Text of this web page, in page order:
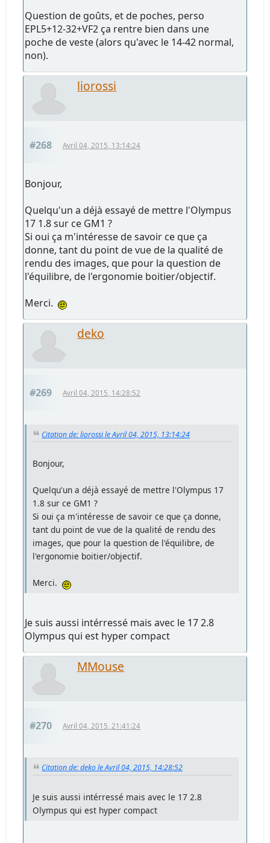
Question de goûts, et de poches, perso
EPL5+12-32+VF2 ça rentre bien dans une
poche de veste (alors qu'avec le 14-42 normal,
non).
liorossi
#268 Avril 04, 2015, 13:14:24
Bonjour,
Quelqu'un a déjà essayé de mettre l'Olympus
17 1.8 sur ce GM1 ?
Si oui ça m'intéresse de savoir ce que ça
donne, tant du point de vue de la qualité de
rendu des images, que pour la question de
l'équilibre, de l'ergonomie boitier/objectif.
Merci.
deko
#269 Avril 04, 2015, 14:28:52
Citation de: liorossi le Avril 04, 2015, 13:14:24
Bonjour,
Quelqu'un a déjà essayé de mettre l'Olympus 17
1.8 sur ce GM1 ?
Si oui ça m'intéresse de savoir ce que ça donne,
tant du point de vue de la qualité de rendu des
images, que pour la question de l'équilibre, de
l'ergonomie boitier/objectif.
Merci.
Je suis aussi intérressé mais avec le 17 2.8
Olympus qui est hyper compact
MMouse
#270 Avril 04, 2015, 21:41:24
Citation de: deko le Avril 04, 2015, 14:28:52
Je suis aussi intérressé mais avec le 17 2.8
Olympus qui est hyper compact